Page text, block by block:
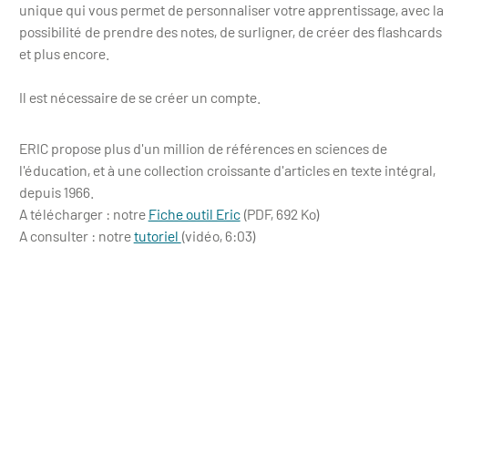
unique qui vous permet de personnaliser votre apprentissage, avec la
possibilité de prendre des notes, de surligner, de créer des flashcards
et plus encore.
Il est nécessaire de se créer un compte.
ERIC propose plus d'un million de références en sciences de
l'éducation, et à une collection croissante d'articles en texte intégral,
depuis 1966.
A télécharger : notre Fiche outil Eric(PDF, 692 Ko)
A consulter : notretutoriel (vidéo, 6:03)